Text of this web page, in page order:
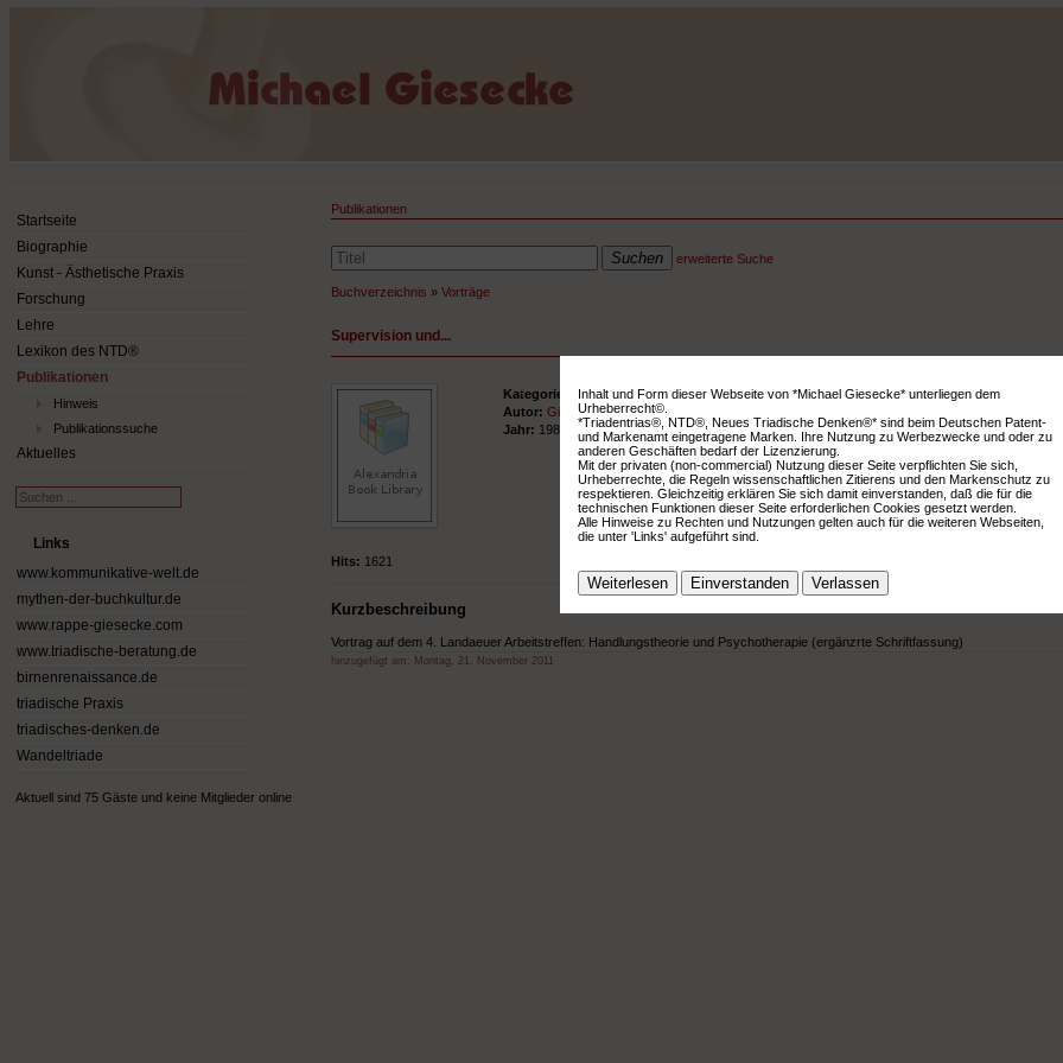
Startseite
Biographie
Kunst - Ästhetische Praxis
Forschung
Lehre
Lexikon des NTD®
Publikationen
Hinweis
Publikationssuche
Aktuelles
Suchen
...
Links
www.kommunikative-welt.de
mythen-der-buchkultur.de
www.rappe-giesecke.com
www.triadische-beratung.de
birnenrenaissance.de
triadische Praxis
triadisches-denken.de
Wandeltriade
Aktuell sind 75 Gäste und keine Mitglieder online
Publikationen
erweiterte Suche
Buchverzeichnis » Vorträge
Supervision und...
Kategorie:
Vorträge
Autor:Giesecke, Michael
Jahr: 1985
Hits: 1621
Kurzbeschreibung
Vortrag auf dem 4. Landaeuer Arbeitstreffen: Handlungstheorie und Psychotherapie (ergänzrte Schriftfassung)
hinzugefügt am: Montag, 21. November 2011
Inhalt und Form dieser Webseite von *Michael Giesecke* unterliegen dem
Urheberrecht©.
*Triadentrias®, NTD®, Neues Triadische Denken®* sind beim Deutschen Patent-
und Markenamt eingetragene Marken. Ihre Nutzung zu Werbezwecke und oder zu
anderen Geschäften bedarf der Lizenzierung.
Mit der privaten (non-commercial) Nutzung dieser Seite verpflichten Sie sich,
Urheberrechte, die Regeln wissenschaftlichen Zitierens und den Markenschutz zu
respektieren. Gleichzeitig erklären Sie sich damit einverstanden, daß die für die
technischen Funktionen dieser Seite erforderlichen Cookies gesetzt werden.
Alle Hinweise zu Rechten und Nutzungen gelten auch für die weiteren Webseiten,
die unter 'Links' aufgeführt sind.
Weiterlesen Einverstanden Verlassen